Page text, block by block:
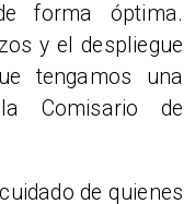
forma óptima.
y el despliegue
tengamos una
Comisario de
de quienes